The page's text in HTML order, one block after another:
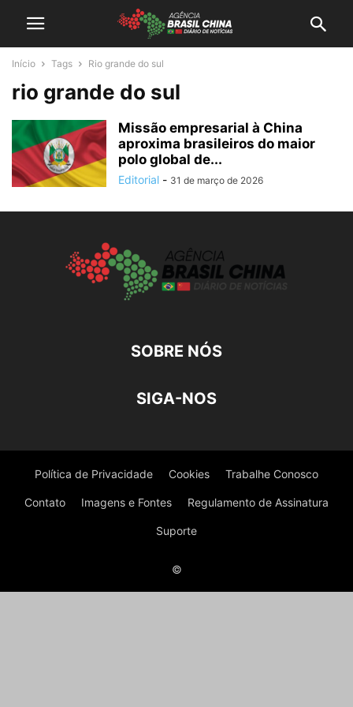
Início Tags Rio grande do sul
rio grande do sul
Missão empresarial à China
aproxima brasileiros do maior
polo global de...
Editorial - 31 de março de 2026
SOBRE NÓS
SIGA-NOS
Política de Privacidade Cookies Trabalhe Conosco
Contato Imagens e Fontes Regulamento de Assinatura
Suporte
©